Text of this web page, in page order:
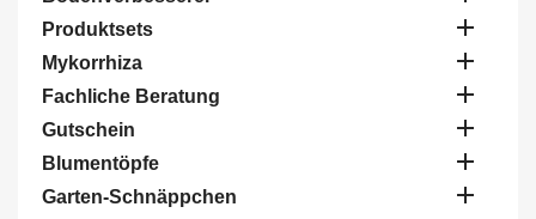
Produktsets 
Mykorrhiza 
Fachliche Beratung 
Gutschein 
Blumentöpfe 
Garten-Schnäppchen 